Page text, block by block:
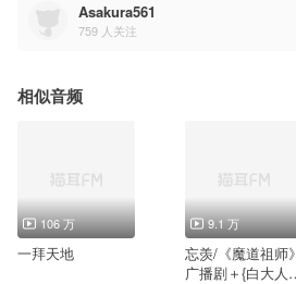
夜里酒杯在互相碰撞
帮我把这破碎的生活给补救
日复一日的循环
感觉非比寻常
治愈看不清 洗不净的愧疚
像枯井 恍惚新 入水流
像注定 的相遇 回首
那不停 在痊愈的危楼
Asakura561
759 人关注
相似音频
106 万
一拜天地
9.1 万
忘羡/《魔道祖师》
广播剧＋{白大人}